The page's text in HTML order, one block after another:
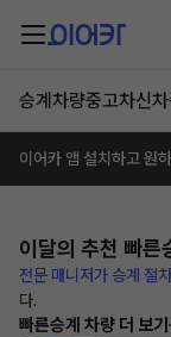
승계차량중고차신
이어카 앱 설치하고 원
이달의 추천 빠른
전문 매니저가 승계 절
다.
빠른승계 차량 더 보기